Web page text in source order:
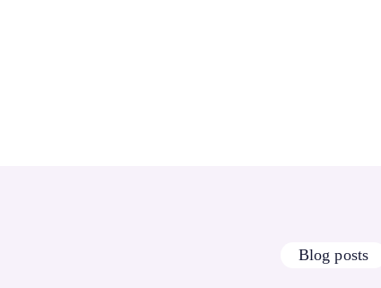
Blog posts